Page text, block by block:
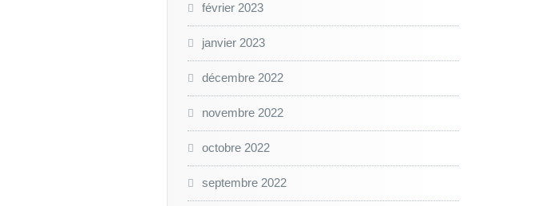
février 2023
janvier 2023
décembre 2022
novembre 2022
octobre 2022
septembre 2022